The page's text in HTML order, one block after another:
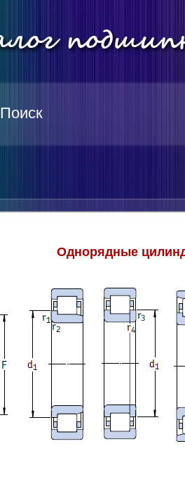
Поиск
Однорядные